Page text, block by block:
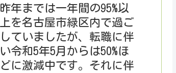
昨年までは一年間の95%以
上を名古屋市緑区内で過ご
していましたが、転職に伴
い令和5年5月からは50%ほ
どに激減中です。それに伴